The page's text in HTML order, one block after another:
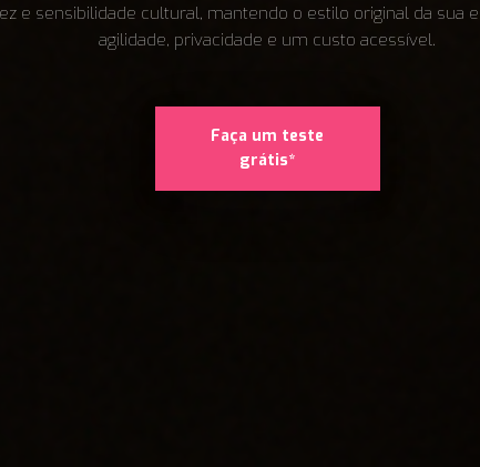
e sensibilidade cultural, mantendo o estilo original da sua
agilidade, privacidade e um custo acessível.
Faça um teste
grátis*